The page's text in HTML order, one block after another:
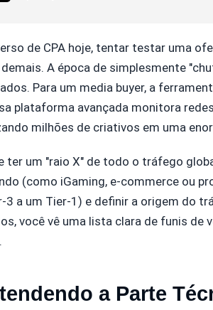
de CPA hoje, tentar testar uma
A época de simplesmente
Para um media buyer, a
plataforma avançada monitora
milhões de criativos em uma
ter um "raio X" de todo o tráfego
(como iGaming, e-commerce ou
3 a um Tier-1) e definir a origem do
você vê uma lista clara de funis de
a Parte